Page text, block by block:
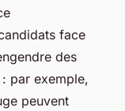
face
des
par exemple,
peuvent